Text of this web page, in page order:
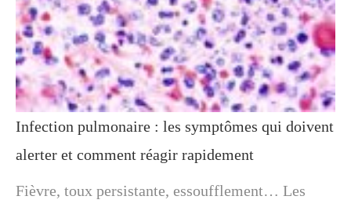
Infection pulmonaire : les symptômes qui doivent
alerter et comment réagir rapidement
Fièvre, toux persistante, essoufflement… Les